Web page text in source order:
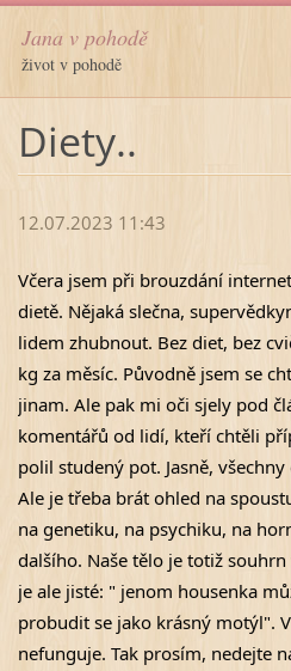
Jana v pohodě
život v pohodě
Diety..
12.07.2023 11:43
Včera jsem při brouzdání
dietě. Nějaká slečna,
lidem zhubnout. Bez diet, bez
kg za měsíc. Původně jsem se
jinam. Ale pak mi oči sjely pod
komentářů od lidí, kteří chtěli
polil studený pot. Jasně,
Ale je třeba brát ohled na
na genetiku, na psychiku, na
dalšího. Naše tělo je totiž
je ale jisté: " jenom housenka
probudit se jako krásný motýl".
nefunguje. Tak prosím, nedejte